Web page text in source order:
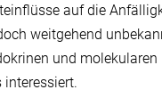
auf die
weitgehend
und